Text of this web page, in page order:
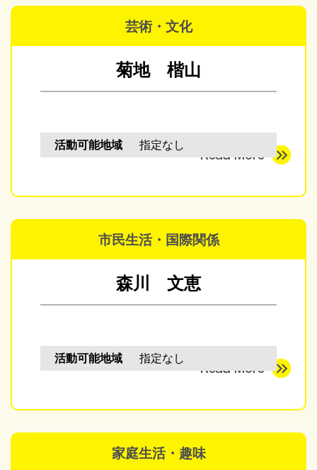
芸術・文化
菊地 楷山
活動可能地域 指定なし
市民生活・国際関係
森川 文恵
活動可能地域 指定なし
家庭生活・趣味